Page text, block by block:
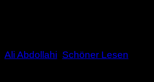
Ali Abdollahi Schöner Lesen